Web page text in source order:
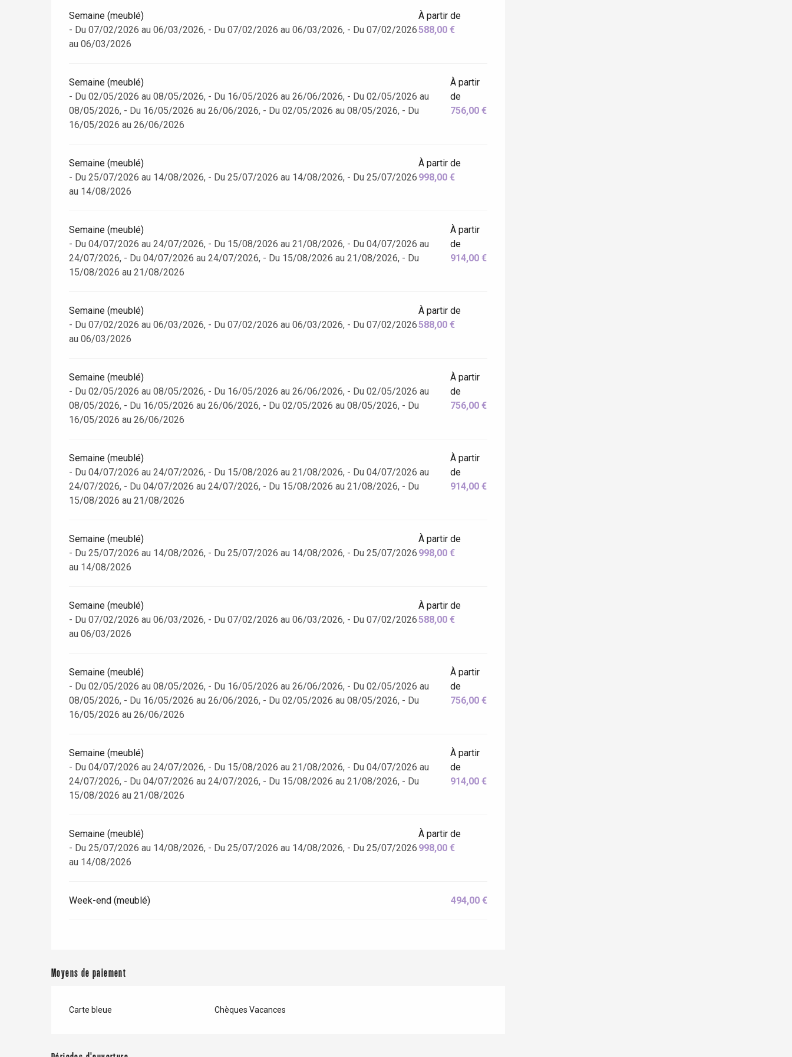
Semaine (meublé)
- Du 07/02/2026 au 06/03/2026, - Du 07/02/2026 au 06/03/2026, - Du 07/02/2026
au 06/03/2026
À partir de
588,00 €
Semaine (meublé)
- Du 02/05/2026 au 08/05/2026, - Du 16/05/2026 au 26/06/2026, - Du 02/05/2026 au
08/05/2026, - Du 16/05/2026 au 26/06/2026, - Du 02/05/2026 au 08/05/2026, - Du
16/05/2026 au 26/06/2026
À partir
de
756,00 €
Semaine (meublé)
- Du 25/07/2026 au 14/08/2026, - Du 25/07/2026 au 14/08/2026, - Du 25/07/2026
au 14/08/2026
À partir de
998,00 €
Semaine (meublé)
- Du 04/07/2026 au 24/07/2026, - Du 15/08/2026 au 21/08/2026, - Du 04/07/2026 au
24/07/2026, - Du 04/07/2026 au 24/07/2026, - Du 15/08/2026 au 21/08/2026, - Du
15/08/2026 au 21/08/2026
À partir
de
914,00 €
Semaine (meublé)
- Du 07/02/2026 au 06/03/2026, - Du 07/02/2026 au 06/03/2026, - Du 07/02/2026
au 06/03/2026
À partir de
588,00 €
Semaine (meublé)
- Du 02/05/2026 au 08/05/2026, - Du 16/05/2026 au 26/06/2026, - Du 02/05/2026 au
08/05/2026, - Du 16/05/2026 au 26/06/2026, - Du 02/05/2026 au 08/05/2026, - Du
16/05/2026 au 26/06/2026
À partir
de
756,00 €
Semaine (meublé)
- Du 04/07/2026 au 24/07/2026, - Du 15/08/2026 au 21/08/2026, - Du 04/07/2026 au
24/07/2026, - Du 04/07/2026 au 24/07/2026, - Du 15/08/2026 au 21/08/2026, - Du
15/08/2026 au 21/08/2026
À partir
de
914,00 €
Semaine (meublé)
- Du 25/07/2026 au 14/08/2026, - Du 25/07/2026 au 14/08/2026, - Du 25/07/2026
au 14/08/2026
À partir de
998,00 €
Semaine (meublé)
- Du 07/02/2026 au 06/03/2026, - Du 07/02/2026 au 06/03/2026, - Du 07/02/2026
au 06/03/2026
À partir de
588,00 €
Semaine (meublé)
- Du 02/05/2026 au 08/05/2026, - Du 16/05/2026 au 26/06/2026, - Du 02/05/2026 au
08/05/2026, - Du 16/05/2026 au 26/06/2026, - Du 02/05/2026 au 08/05/2026, - Du
16/05/2026 au 26/06/2026
À partir
de
756,00 €
Semaine (meublé)
- Du 04/07/2026 au 24/07/2026, - Du 15/08/2026 au 21/08/2026, - Du 04/07/2026 au
24/07/2026, - Du 04/07/2026 au 24/07/2026, - Du 15/08/2026 au 21/08/2026, - Du
15/08/2026 au 21/08/2026
À partir
de
914,00 €
Semaine (meublé)
- Du 25/07/2026 au 14/08/2026, - Du 25/07/2026 au 14/08/2026, - Du 25/07/2026
au 14/08/2026
À partir de
998,00 €
Week-end (meublé) 494,00 €
Moyens de paiement
Carte bleue Chèques Vacances